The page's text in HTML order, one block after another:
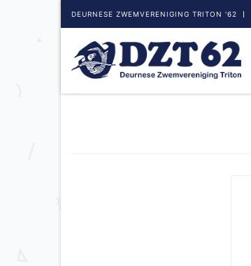
DEURNESE ZWEMVERENIGING TRITON '62